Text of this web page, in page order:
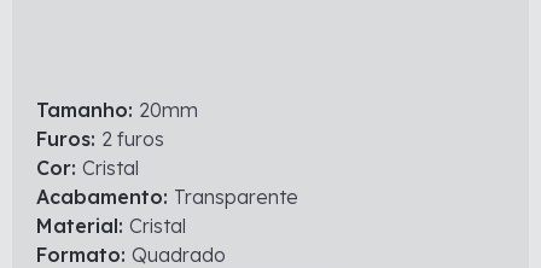
Tamanho: 20mm
Furos: 2 furos
Cor: Cristal
Acabamento: Transparente
Material: Cristal
Formato: Quadrado